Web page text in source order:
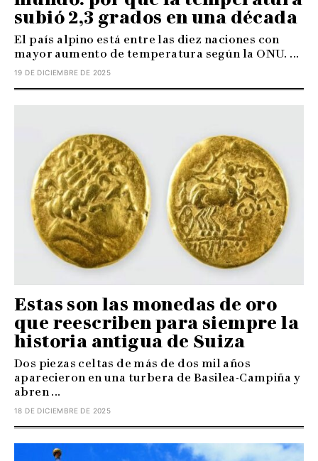
subió 2,3 grados en una década
El país alpino está entre las diez naciones con
mayor aumento de temperatura según la ONU. ...
19 DE DICIEMBRE DE 2025
Estas son las monedas de oro
que reescriben para siempre la
historia antigua de Suiza
Dos piezas celtas de más de dos mil años
aparecieron en una turbera de Basilea-Campiña y
abren ...
18 DE DICIEMBRE DE 2025